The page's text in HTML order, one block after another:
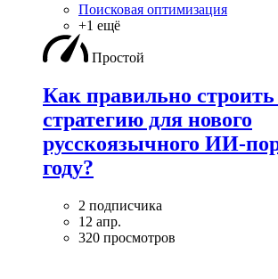
Поисковая оптимизация
+1 ещё
Простой
Как правильно
стратегию для нового
русскоязычного ИИ-
году?
2 подписчика
12 апр.
320 просмотров